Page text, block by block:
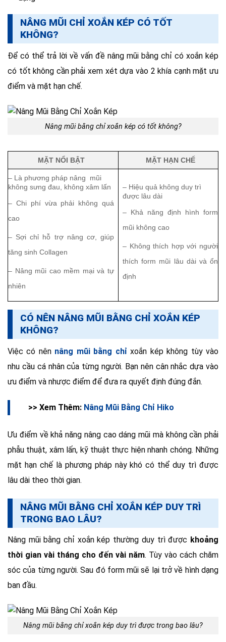
NÂNG MŨI CHỈ XOẮN KÉP CÓ TỐT
KHÔNG?
Để có thể trả lời về vấn đề nâng mũi bằng chỉ có xoắn kép
có tốt không cần phải xem xét dựa vào 2 khía cạnh mặt ưu
điểm và mặt hạn chế.
Nâng mũi bằng chỉ xoắn kép có tốt không?
MẶT NỔI BẬT MẶT HẠN CHẾ
– Là phương pháp nâng mũi
không sưng đau, không xâm lấn
– Chi phí vừa phải không quá
cao
– Sợi chỉ hỗ trợ nâng cơ, giúp
tăng sinh Collagen
– Nâng mũi cao mềm mại và tự
nhiên
– Hiệu quả không duy trì
được lâu dài
– Khả năng định hình form
mũi không cao
– Không thích hợp với người
thích form mũi lâu dài và ổn
định
CÓ NÊN NÂNG MŨI BẰNG CHỈ XOẮN KÉP
KHÔNG?
Việc có nên nâng mũi bằng chỉ xoắn kép không tùy vào
nhu cầu cá nhân của từng người. Bạn nên cân nhắc dựa vào
ưu điểm và nhược điểm để đưa ra quyết định đúng đắn.
>> Xem Thêm: Nâng Mũi Bằng Chỉ Hiko
Ưu điểm về khả năng nâng cao dáng mũi mà không cần phải
phẫu thuật, xâm lấn, kỹ thuật thực hiện nhanh chóng. Những
mặt hạn chế là phương pháp này khó có thể duy trì được
lâu dài theo thời gian.
NÂNG MŨI BẰNG CHỈ XOẮN KÉP DUY TRÌ
TRONG BAO LÂU?
Nâng mũi bằng chỉ xoắn kép thường duy trì được khoảng
thời gian vài tháng cho đến vài năm. Tùy vào cách chăm
sóc của từng người. Sau đó form mũi sẽ lại trở về hình dạng
ban đầu.
Nâng mũi bằng chỉ xoắn kép duy trì được trong bao lâu?